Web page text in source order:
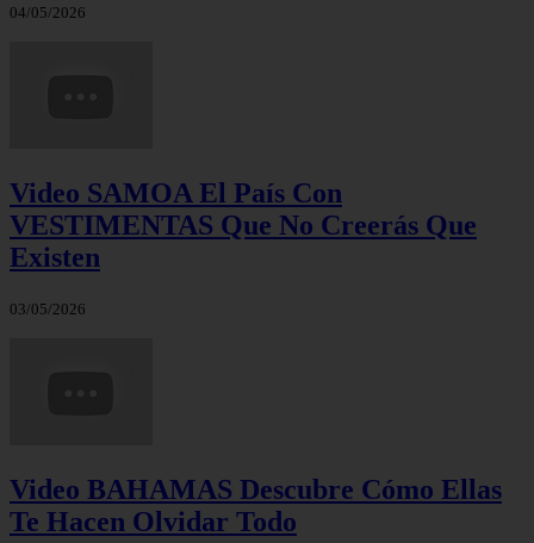
04/05/2026
Video SAMOA El País Con
VESTIMENTAS Que No Creerás Que
Existen
03/05/2026
Video BAHAMAS Descubre Cómo Ellas
Te Hacen Olvidar Todo